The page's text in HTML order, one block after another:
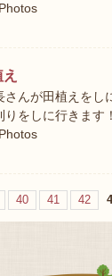
Photos
さんが田植えをし
りをしに行きます！
Photos
40 41 42